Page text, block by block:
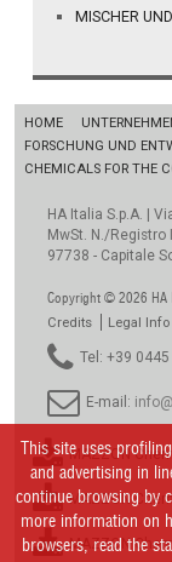
MISCHER
HOME
FORSCHUNG UND
CHEMICALS FOR THE
HA Italia S.p.A. |
MwSt. N./Registro
97738 - Capitale
Copyright © 2026 HA
Credits Legal Info
Tel: +39
E-mail:
MAZZON
MAZZON
MAZZON
This site uses
and advertising in
continue browsing by
more information on
browsers, read the